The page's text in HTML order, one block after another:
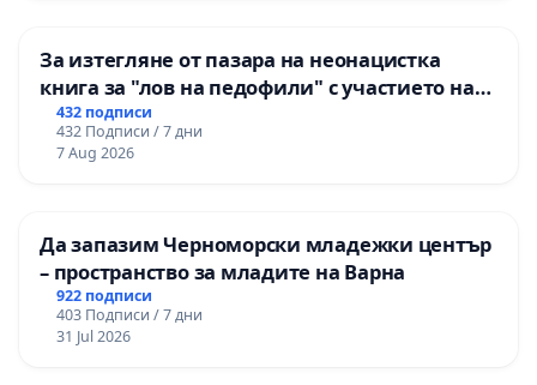
За изтегляне от пазара на неонацистка
книга за "лов на педофили" с участието на
деца
432 подписи
432 Подписи / 7 дни
7 Aug 2026
Да запазим Черноморски младежки център
– пространство за младите на Варна
922 подписи
403 Подписи / 7 дни
31 Jul 2026